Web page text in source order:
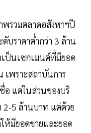
พรวมตลาดอสังหาฯปี
บราคาต่ำกว่า 3 ล้าน
เป็นเซกเมนต์ที่มียอด
เพราะสถาบันการ
อ แต่ในส่วนของบริ
5 ล้านบาท แต่ด้วย
มียอดขายและยอด